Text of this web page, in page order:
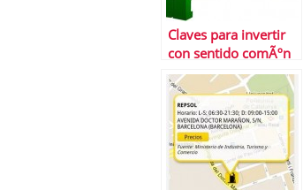
Claves para invertir
con sentido comÃºn